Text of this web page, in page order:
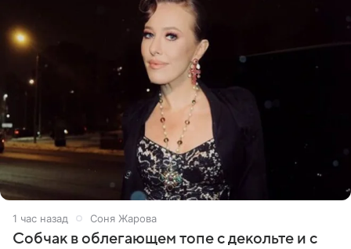
1 час назад Соня Жарова
Собчак в облегающем топе с декольте и с